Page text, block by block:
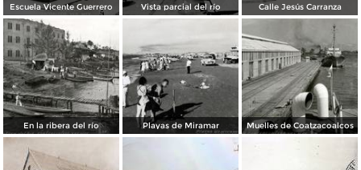
Escuela Vicente Guerrero Vista parcial del río Calle Jesús Carranza
En la ribera del río Playas de Miramar Muelles de Coatzacoalcos